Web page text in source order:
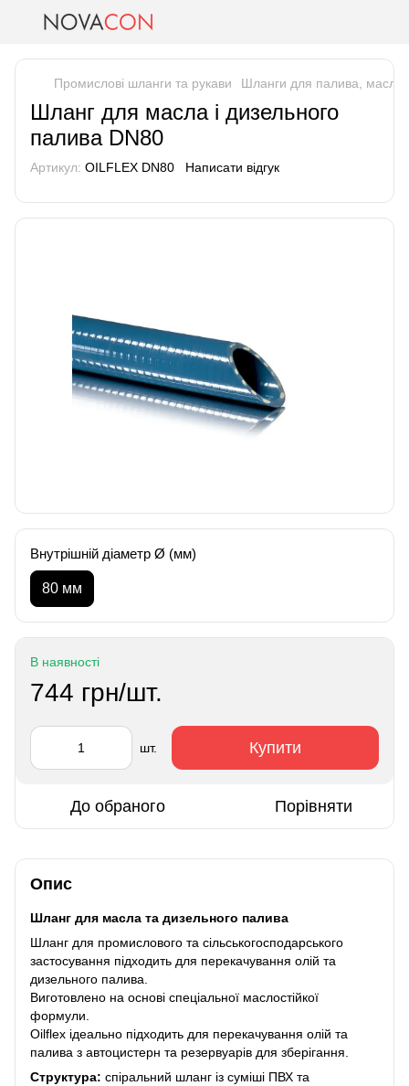
Промислові шланги та рукави Шланги для палива, масла
Шланг для масла і дизельного
палива DN80
Артикул: OILFLEX DN80 Написати відгук
Внутрішній діаметр Ø (мм)
80 мм
В наявності
744 грн/шт.
шт. Купити
До обраного Порівняти
Опис
Шланг для масла та дизельного палива
Шланг для промислового та сільськогосподарського
застосування підходить для перекачування олій та
дизельного палива.
Виготовлено на основі спеціальної маслостійкої
формули.
Oilflex ідеально підходить для перекачування олій та
палива з автоцистерн та резервуарів для зберігання.
Структура: спіральний шланг із суміші ПВХ та